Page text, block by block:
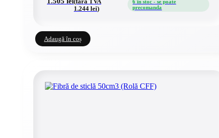
(fără TVA
1.244 lei)
6 în stoc - se poate
precomanda
Adaugă în coș